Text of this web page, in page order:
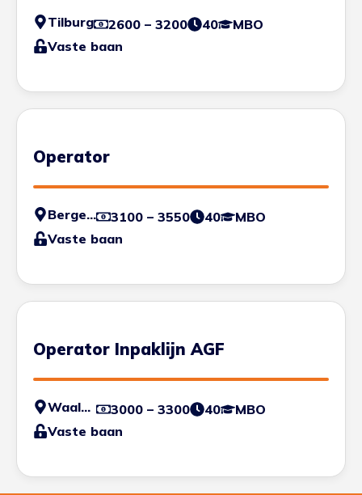
Tilburg 2600 – 3200 40
MBO
Vaste baan
Operator
Bergen op Zoom 3100 – 3550 40
MBO
Vaste baan
Operator Inpaklijn AGF
Waalwijk 3000 – 3300 40
MBO
Vaste baan